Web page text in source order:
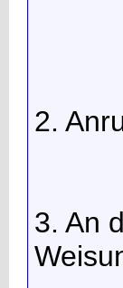
2.
3. An